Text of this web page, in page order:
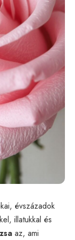
évszázadok
illatukkal és
az, ami